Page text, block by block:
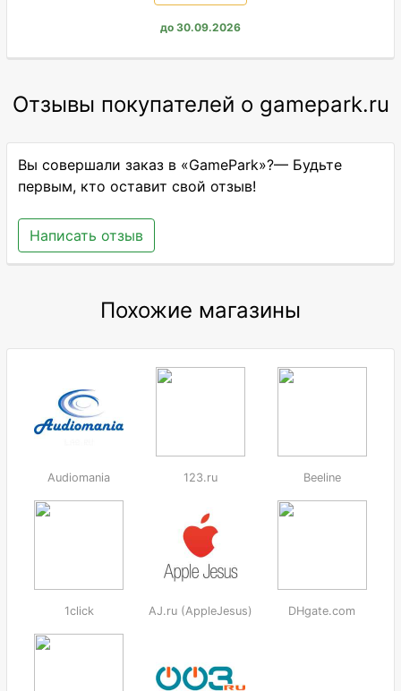
до 30.09.2026
Отзывы покупателей о gamepark.ru
Вы совершали заказ в «GamePark»?— Будьте
первым, кто оставит свой отзыв!
Написать отзыв
Похожие магазины
Audiomania 123.ru Beeline
1click AJ.ru (AppleJesus) DHgate.com